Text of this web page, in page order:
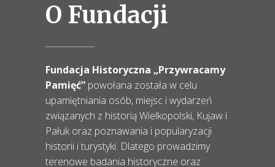
O Fundacji
Fundacja Historyczna „Przywracamy
Pamięć” powołana została w celu
upamiętniania osób, miejsc i wydarzeń
związanych z historią Wielkopolski, Kujaw i
Pałuk oraz poznawania i popularyzacji
historii i turystyki. Dlatego prowadzimy
terenowe badania historyczne oraz